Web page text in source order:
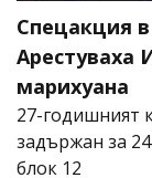
Спецакция
Арестуваха
марихуана
27-годишният
задържан за
блок 12